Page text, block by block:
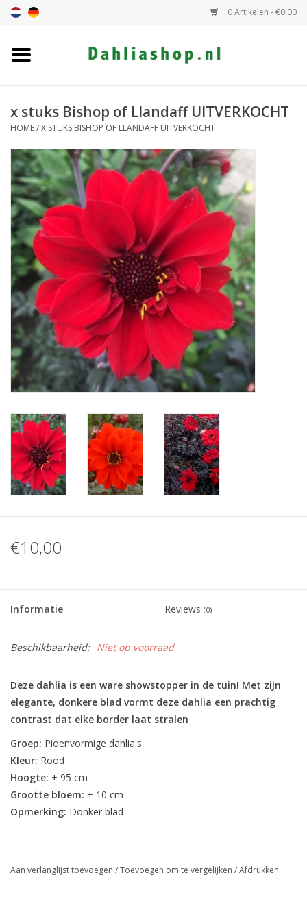
0 Artikelen - €0,00
Dahlia assortiment
Dahlia kleur
Dahlia Groep
Cadeaubon
Algemeen
Blog
x stuks Bishop of Llandaff UITVERKOCHT
HOME/X STUKS BISHOP OF LLANDAFF UITVERKOCHT
€10,00
Informatie Reviews (0)
Beschikbaarheid: Niet op voorraad
Deze dahlia is een ware showstopper in de tuin! Met zijn
elegante, donkere blad vormt deze dahlia een prachtig
contrast dat elke border laat stralen
Groep: Pioenvormige dahlia's
Kleur: Rood
Hoogte: ± 95 cm
Grootte bloem: ± 10 cm
Opmerking: Donker blad
Aan verlanglijst toevoegen /Toevoegen om te vergelijken /Afdrukken